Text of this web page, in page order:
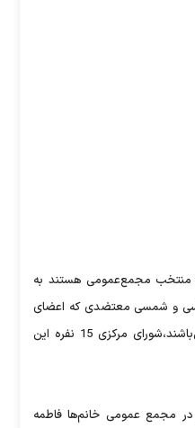
«این 12 نفر که منتخب مجمع‌عمومی هستند به
و شمسی معتضدی که اعضای
هیات موسس جامعه زینب(س) می‌باشند،شورای مرکزی 15 نفره این
در مجمع عمومی خانم‌ها فاطمه